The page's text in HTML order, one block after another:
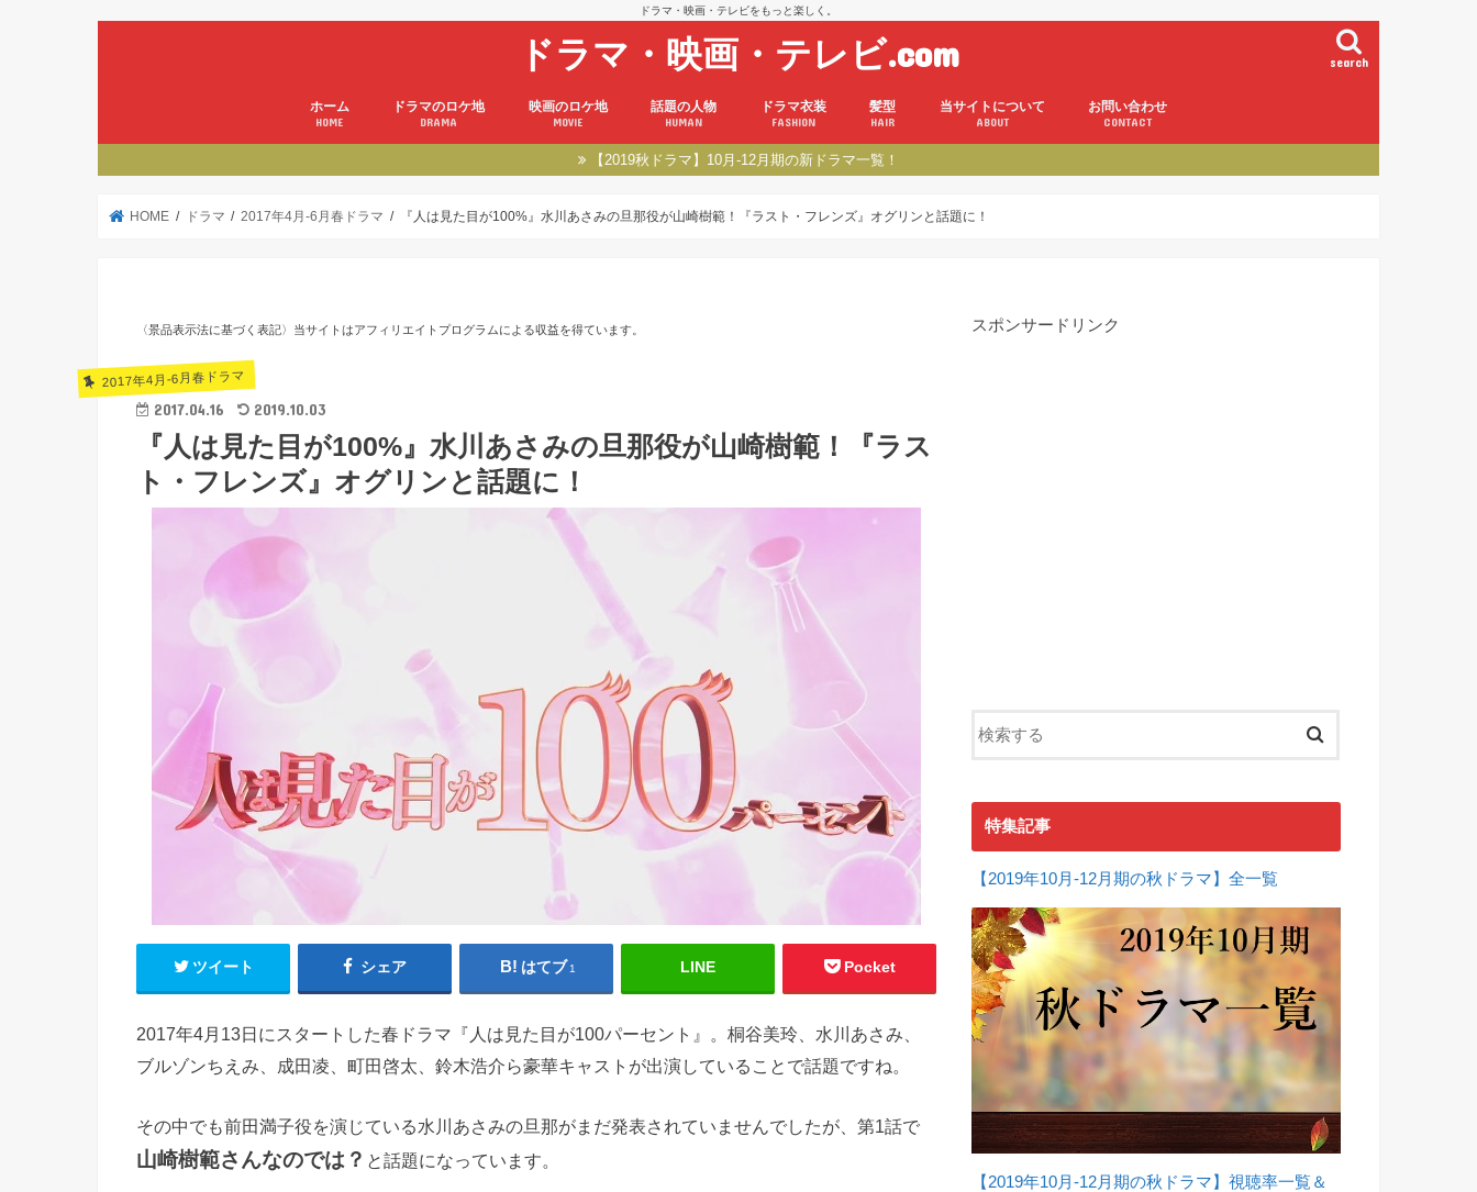
ドラマ・映画・テレビをもっと楽しく。
ドラマ・映画・テレビ.com search
ホーム
HOME
ドラマのロケ地
DRAMA
映画のロケ地
MOVIE
話題の人物
HUMAN
ドラマ衣装
FASHION
髪型
HAIR
当サイトについて
ABOUT
お問い合わせ
CONTACT
【2019秋ドラマ】10月-12月期の新ドラマ一覧！
HOME ドラマ 2017年4月-6月春ドラマ 『人は見た目が100%』水川あさみの旦那役が山崎樹範！『ラスト・フレンズ』オグリンと話題に！
〈景品表示法に基づく表記〉当サイトはアフィリエイトプログラムによる収益を得ています。
2017年4月-6月春ドラマ
2017.04.16 2019.10.03
『人は見た目が100%』水川あさみの旦那役が山崎樹範！『ラス
ト・フレンズ』オグリンと話題に！
ツイート シェア はてブ 1 LINE Pocket
2017年4月13日にスタートした春ドラマ『人は見た目が100パーセント』。桐谷美玲、水川あさみ、
ブルゾンちえみ、成田凌、町田啓太、鈴木浩介ら豪華キャストが出演していることで話題ですね。
その中でも前田満子役を演じている水川あさみの旦那がまだ発表されていませんでしたが、第1話で
山崎樹範さんなのでは？ と話題になっています。
スポンサードリンク
特集記事
【2019年10月-12月期の秋ドラマ】全一覧
【2019年10月-12月期の秋ドラマ】視聴率一覧＆